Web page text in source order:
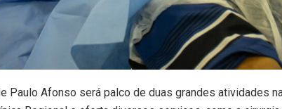
Paulo Afonso será palco de duas grandes atividades